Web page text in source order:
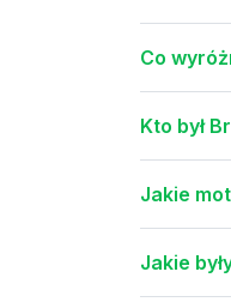
Co
Kto był
Jakie
Jakie